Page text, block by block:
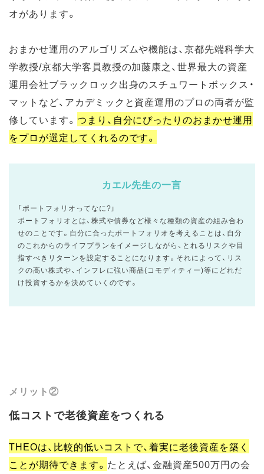
オがあります。
おまかせ運用のアルゴリズムや機能は、京都先端科学大
学教授/京都大学客員教授の加藤康之、世界最大の資産
運用会社ブラックロック出身のスチュワートボックス・
マットなど、アカデミックと資産運用のプロの両者が監
修しています。 つまり、自分にぴったりのおまかせ運用
をプロが選定してくれるのです。
カエル先生の一言
「ポートフォリオってなに?」
ポートフォリオとは、株式や債券など様々な種類の資産の組み合わ
せのことです。自分に合ったポートフォリオを考えることは、自分
のこれからのライフプランをイメージしながら、とれるリスクや目
指すべきリターンを設定することになります。それによって、リス
クの高い株式や、インフレに強い商品(コモディティー)等にどれだ
け投資するかを決めていくのです。
メリット②
低コストで老後資産をつくれる
THEOは、比較的低いコストで、着実に老後資産を築く
ことが期待できます。 たとえば、金融資産500万円の会